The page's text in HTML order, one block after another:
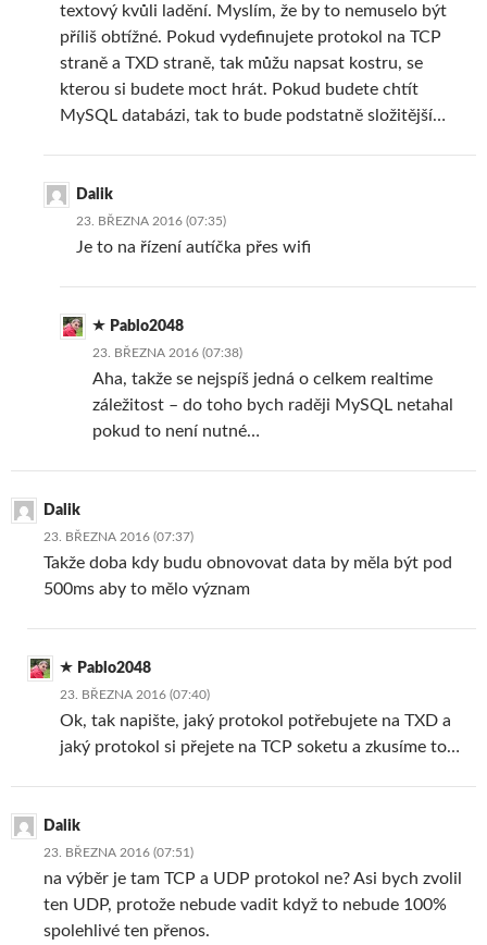
textový kvůli ladění. Myslím, že by to nemuselo být
příliš obtížné. Pokud vydefinujete protokol na TCP
straně a TXD straně, tak můžu napsat kostru, se
kterou si budete moct hrát. Pokud budete chtít
MySQL databázi, tak to bude podstatně složitější…
Dalik
23. BŘEZNA 2016 (07:35)
Je to na řízení autíčka přes wifi
Pablo2048
23. BŘEZNA 2016 (07:38)
Aha, takže se nejspíš jedná o celkem realtime
záležitost – do toho bych raději MySQL netahal
pokud to není nutné…
Dalik
23. BŘEZNA 2016 (07:37)
Takže doba kdy budu obnovovat data by měla být pod
500ms aby to mělo význam
Pablo2048
23. BŘEZNA 2016 (07:40)
Ok, tak napište, jaký protokol potřebujete na TXD a
jaký protokol si přejete na TCP soketu a zkusíme to…
Dalik
23. BŘEZNA 2016 (07:51)
na výběr je tam TCP a UDP protokol ne? Asi bych zvolil
ten UDP, protože nebude vadit když to nebude 100%
spolehlivé ten přenos.